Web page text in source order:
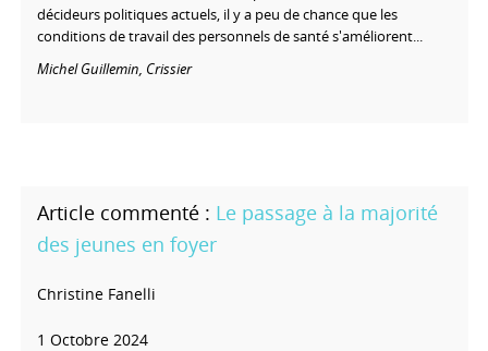
décideurs politiques actuels, il y a peu de chance que les
conditions de travail des personnels de santé s'améliorent...
Michel Guillemin, Crissier
Le passage à la majorité
des jeunes en foyer
Christine Fanelli
1 Octobre 2024